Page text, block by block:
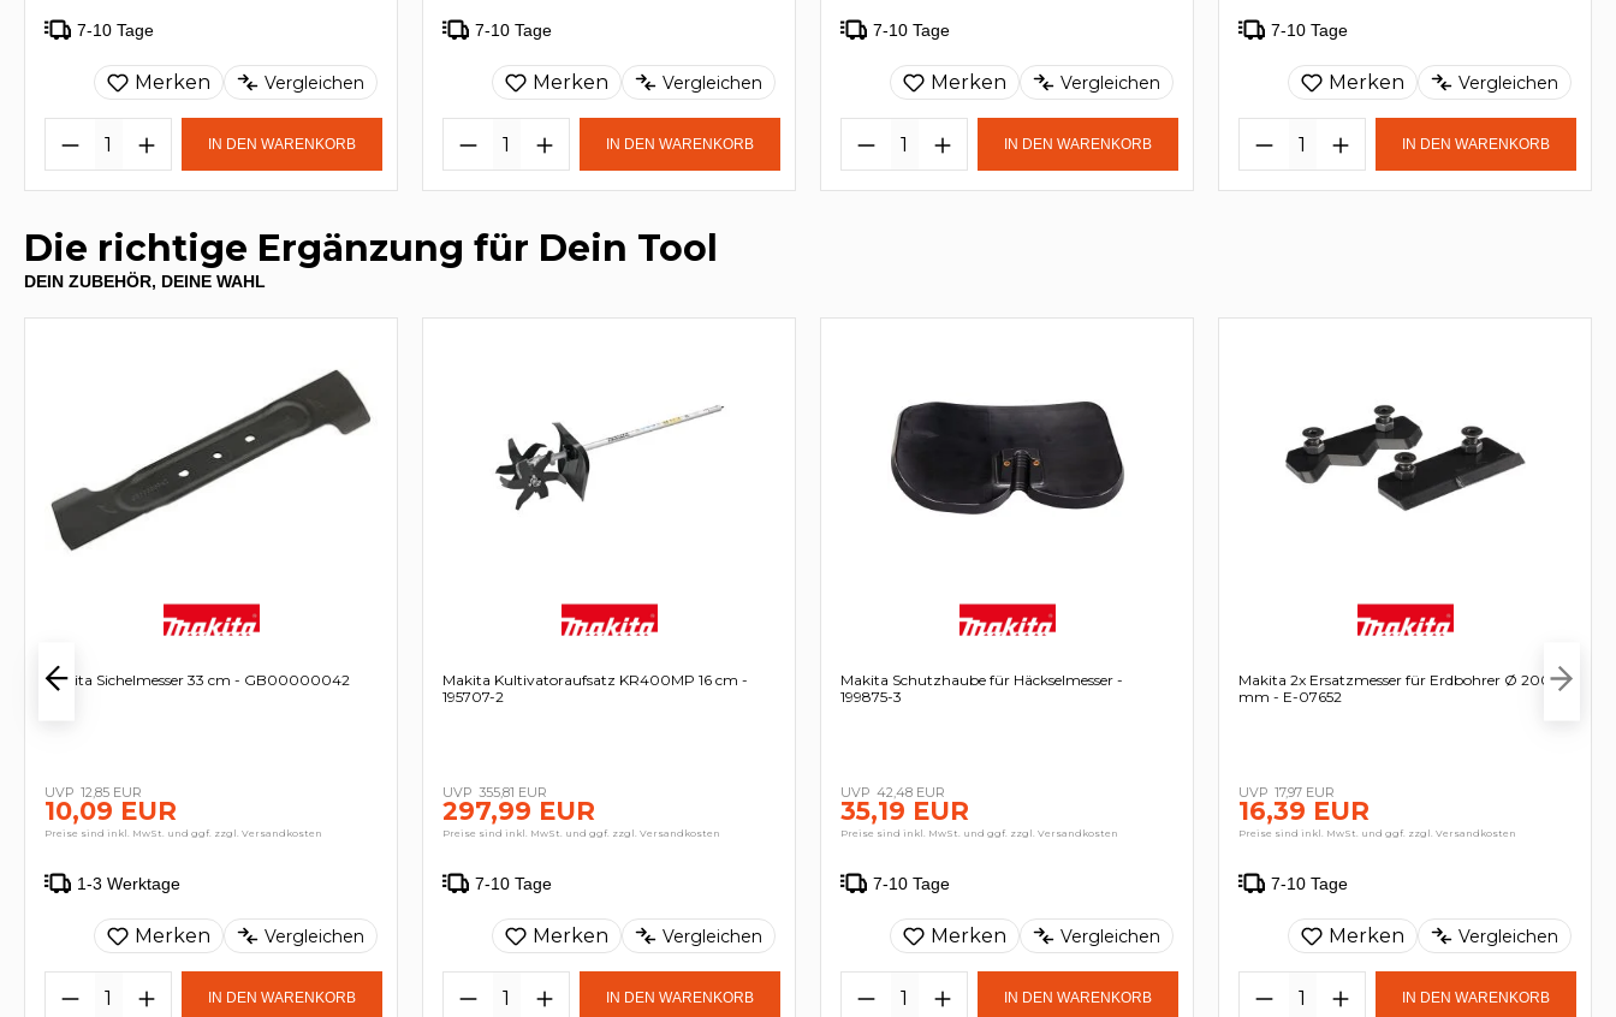
7-10 Tage
Merken Vergleichen
IN DEN WARENKORB
7-10 Tage
Merken Vergleichen
IN DEN WARENKORB
7-10 Tage
Merken Vergleichen
IN DEN WARENKORB
7-10 Tage
Merken Vergleichen
IN DEN WARENKORB
Die richtige Ergänzung für Dein Tool
DEIN ZUBEHÖR, DEINE WAHL
Makita Sichelmesser 33 cm - GB00000042
12,85 EUR
10,09 EUR
Preise sind inkl. MwSt. und ggf. zzgl. Versandkosten
1-3 Werktage
Merken Vergleichen
IN DEN WARENKORB
Makita Kultivatoraufsatz KR400MP 16 cm -
195707-2
355,81 EUR
297,99 EUR
Preise sind inkl. MwSt. und ggf. zzgl. Versandkosten
7-10 Tage
Merken Vergleichen
IN DEN WARENKORB
Makita Schutzhaube für Häckselmesser -
199875-3
42,48 EUR
35,19 EUR
Preise sind inkl. MwSt. und ggf. zzgl. Versandkosten
7-10 Tage
Merken Vergleichen
IN DEN WARENKORB
Makita 2x Ersatzmesser für Erdbohrer Ø 200
mm - E-07652
17,97 EUR
16,39 EUR
Preise sind inkl. MwSt. und ggf. zzgl. Versandkosten
7-10 Tage
Merken Vergleichen
IN DEN WARENKORB